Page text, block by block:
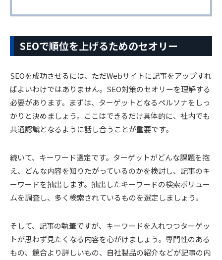
SEOで順位を上げるためのセオリー
SEOを成功させるには、ただWebサイトに記事をアップすれ
ばよいわけではありません。SEO対策のセオリーを理解する
必要があります。まずは、ターゲットとなるペルソナをしっ
かりと決めましょう。ここはできるだけ具体的に、社内でも
共通認識となるように話し合うことが重要です。
続いて、キーワード選定です。ターゲットがどんな課題を抱
え、どんな内容を知りたがっているのかを検討し、記事のキ
ーワードを抽出します。抽出したキーワードの検索ボリュー
ムを調査し、多く検索されているものを選定しましょう。
そして、記事の執筆ですが、キーワードを入れつつターゲッ
トが思わず見たくなる内容を心がけましょう。専門性のある
もの、競合より詳しいもの、自社製品の紹介などが記事の内